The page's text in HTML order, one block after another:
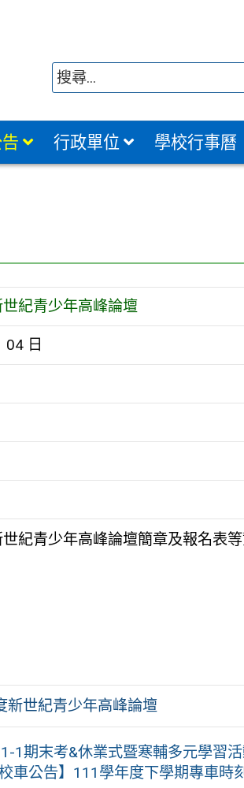
行政單位 學校行事曆
紀青少年高峰論壇
04 日
紀青少年高峰論壇簡章及報名表
新世紀青少年高峰論壇
1期末考&休業式暨寒輔多元學習
校車公告】111學年度下學期專車時